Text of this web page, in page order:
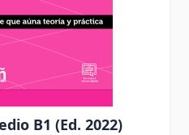
B1 (Ed. 2022)